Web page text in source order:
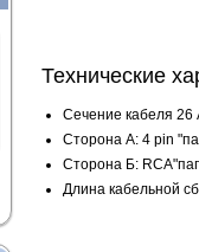
6 137 руб.
Технические
Сечение кабеля 26
Сторона А: 4 pin
Сторона Б:
Длина кабельной